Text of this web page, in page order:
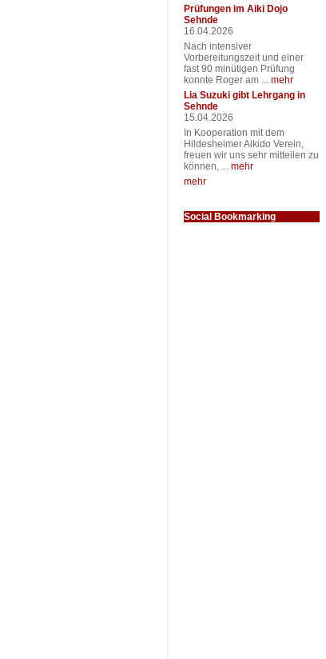
Prüfungen im Aiki Dojo
Sehnde
16.04.2026
Nach intensiver
Vorbereitungszeit und einer
fast 90 minütigen Prüfung
konnte Roger am ... mehr
Lia Suzuki gibt Lehrgang in
Sehnde
15.04.2026
In Kooperation mit dem
Hildesheimer Aikido Verein,
freuen wir uns sehr mitteilen zu
können, ... mehr
mehr
Social Bookmarking